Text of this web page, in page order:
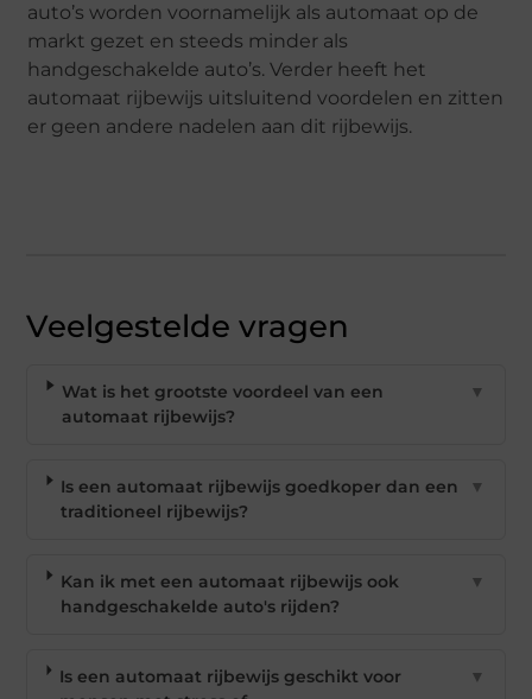
auto’s worden voornamelijk als automaat op de
markt gezet en steeds minder als
handgeschakelde auto’s. Verder heeft het
automaat rijbewijs uitsluitend voordelen en zitten
er geen andere nadelen aan dit rijbewijs.
Veelgestelde vragen
Wat is het grootste voordeel van een
automaat rijbewijs?
▼
Is een automaat rijbewijs goedkoper dan een
traditioneel rijbewijs?
▼
Kan ik met een automaat rijbewijs ook
handgeschakelde auto's rijden?
▼
Is een automaat rijbewijs geschikt voor
▼